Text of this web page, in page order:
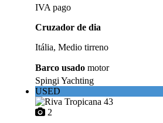
IVA pago
Cruzador de dia
Itália, Medio tirreno
Barco usado motor
Spingi Yachting
USED
2